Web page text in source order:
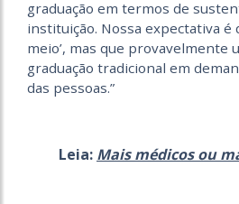
graduação em termos de
instituição. Nossa expectativa é
meio’, mas que provavelmente
graduação tradicional em
das pessoas.”
Leia: Mais médicos ou